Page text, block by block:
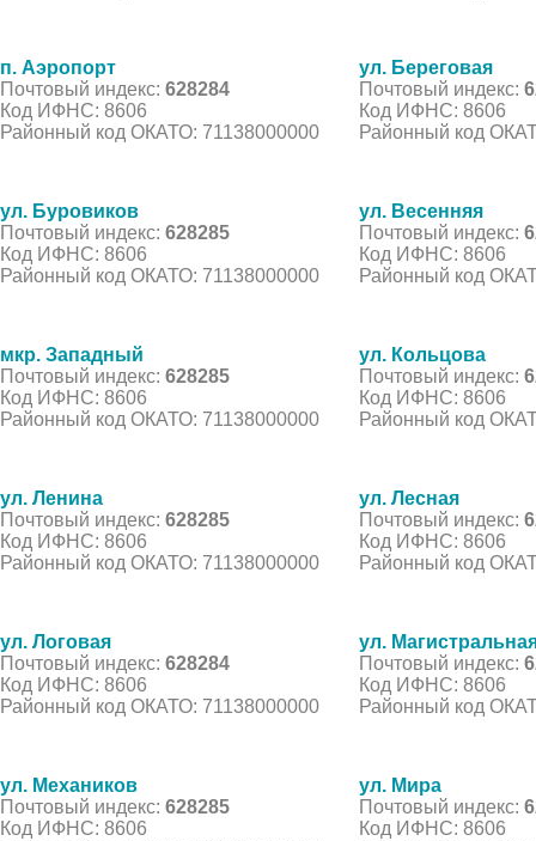
п. Аэропорт
Почтовый индекс: 628284
Код ИФНС: 8606
Районный код ОКАТО: 71138000000
ул. Береговая
Почтовый индекс:
Код ИФНС: 8606
Районный код
ул. Буровиков
Почтовый индекс: 628285
Код ИФНС: 8606
Районный код ОКАТО: 71138000000
ул. Весенняя
Почтовый индекс:
Код ИФНС: 8606
Районный код
мкр. Западный
Почтовый индекс: 628285
Код ИФНС: 8606
Районный код ОКАТО: 71138000000
ул. Кольцова
Почтовый индекс:
Код ИФНС: 8606
Районный код
ул. Ленина
Почтовый индекс: 628285
Код ИФНС: 8606
Районный код ОКАТО: 71138000000
ул. Лесная
Почтовый индекс:
Код ИФНС: 8606
Районный код
ул. Логовая
Почтовый индекс: 628284
Код ИФНС: 8606
Районный код ОКАТО: 71138000000
ул.
Почтовый индекс:
Код ИФНС: 8606
Районный код
ул. Механиков
Почтовый индекс: 628285
Код ИФНС: 8606
ул. Мира
Почтовый индекс:
Код ИФНС: 8606